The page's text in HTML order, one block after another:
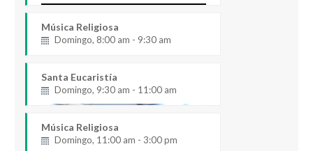
Música Religiosa
Domingo, 8:00 am - 9:30 am
Santa Eucaristía
Domingo, 9:30 am - 11:00 am
Música Religiosa
Domingo, 11:00 am - 3:00 pm